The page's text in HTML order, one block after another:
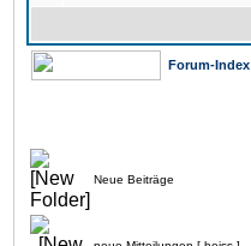
Forum-Index
Neue Beiträge